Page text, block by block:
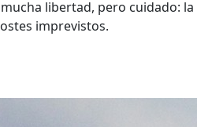
libertad, pero cuidado:
imprevistos.